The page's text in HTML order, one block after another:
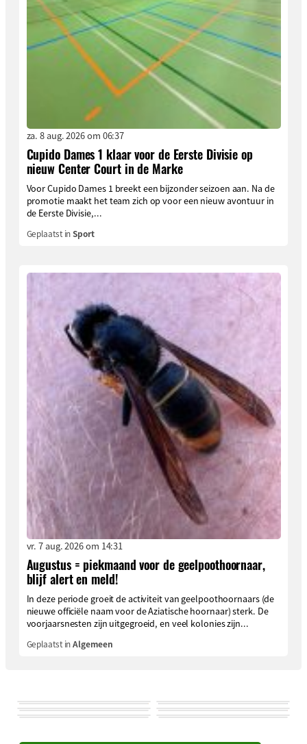
za. 8 aug. 2026 om 06:37
Cupido Dames 1 klaar voor de Eerste Divisie op
nieuw Center Court in de Marke
Voor Cupido Dames 1 breekt een bijzonder seizoen aan. Na de
promotie maakt het team zich op voor een nieuw avontuur in
de Eerste Divisie,...
Geplaatst inSport
vr. 7 aug. 2026 om 14:31
Augustus = piekmaand voor de geelpoothoornaar,
blijf alert en meld!
In deze periode groeit de activiteit van geelpoothoornaars (de
nieuwe officiële naam voor de Aziatische hoornaar) sterk. De
voorjaarsnesten zijn uitgegroeid, en veel kolonies zijn...
Geplaatst inAlgemeen